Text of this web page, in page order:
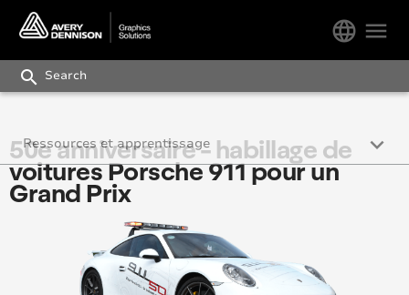
menu
language
search
50e anniversaire - habillage de
voitures Porsche 911 pour un
Grand Prix
Ressources et apprentissage keyboard_arrow_down
Études de cas
Formation et certification
Avery Graphics Academy